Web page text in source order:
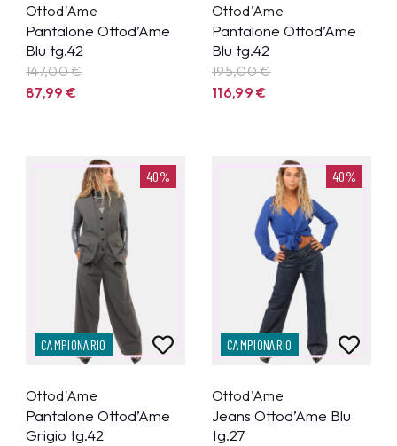
Ottod'Ame
Pantalone Ottod’Ame
Blu tg.42
147,00 €
87,99€
Ottod'Ame
Pantalone Ottod’Ame
Blu tg.42
195,00 €
116,99€
40%
CAMPIONARIO
Ottod'Ame
Pantalone Ottod’Ame
Grigio tg.42
40%
CAMPIONARIO
Ottod'Ame
Jeans Ottod’Ame Blu
tg.27